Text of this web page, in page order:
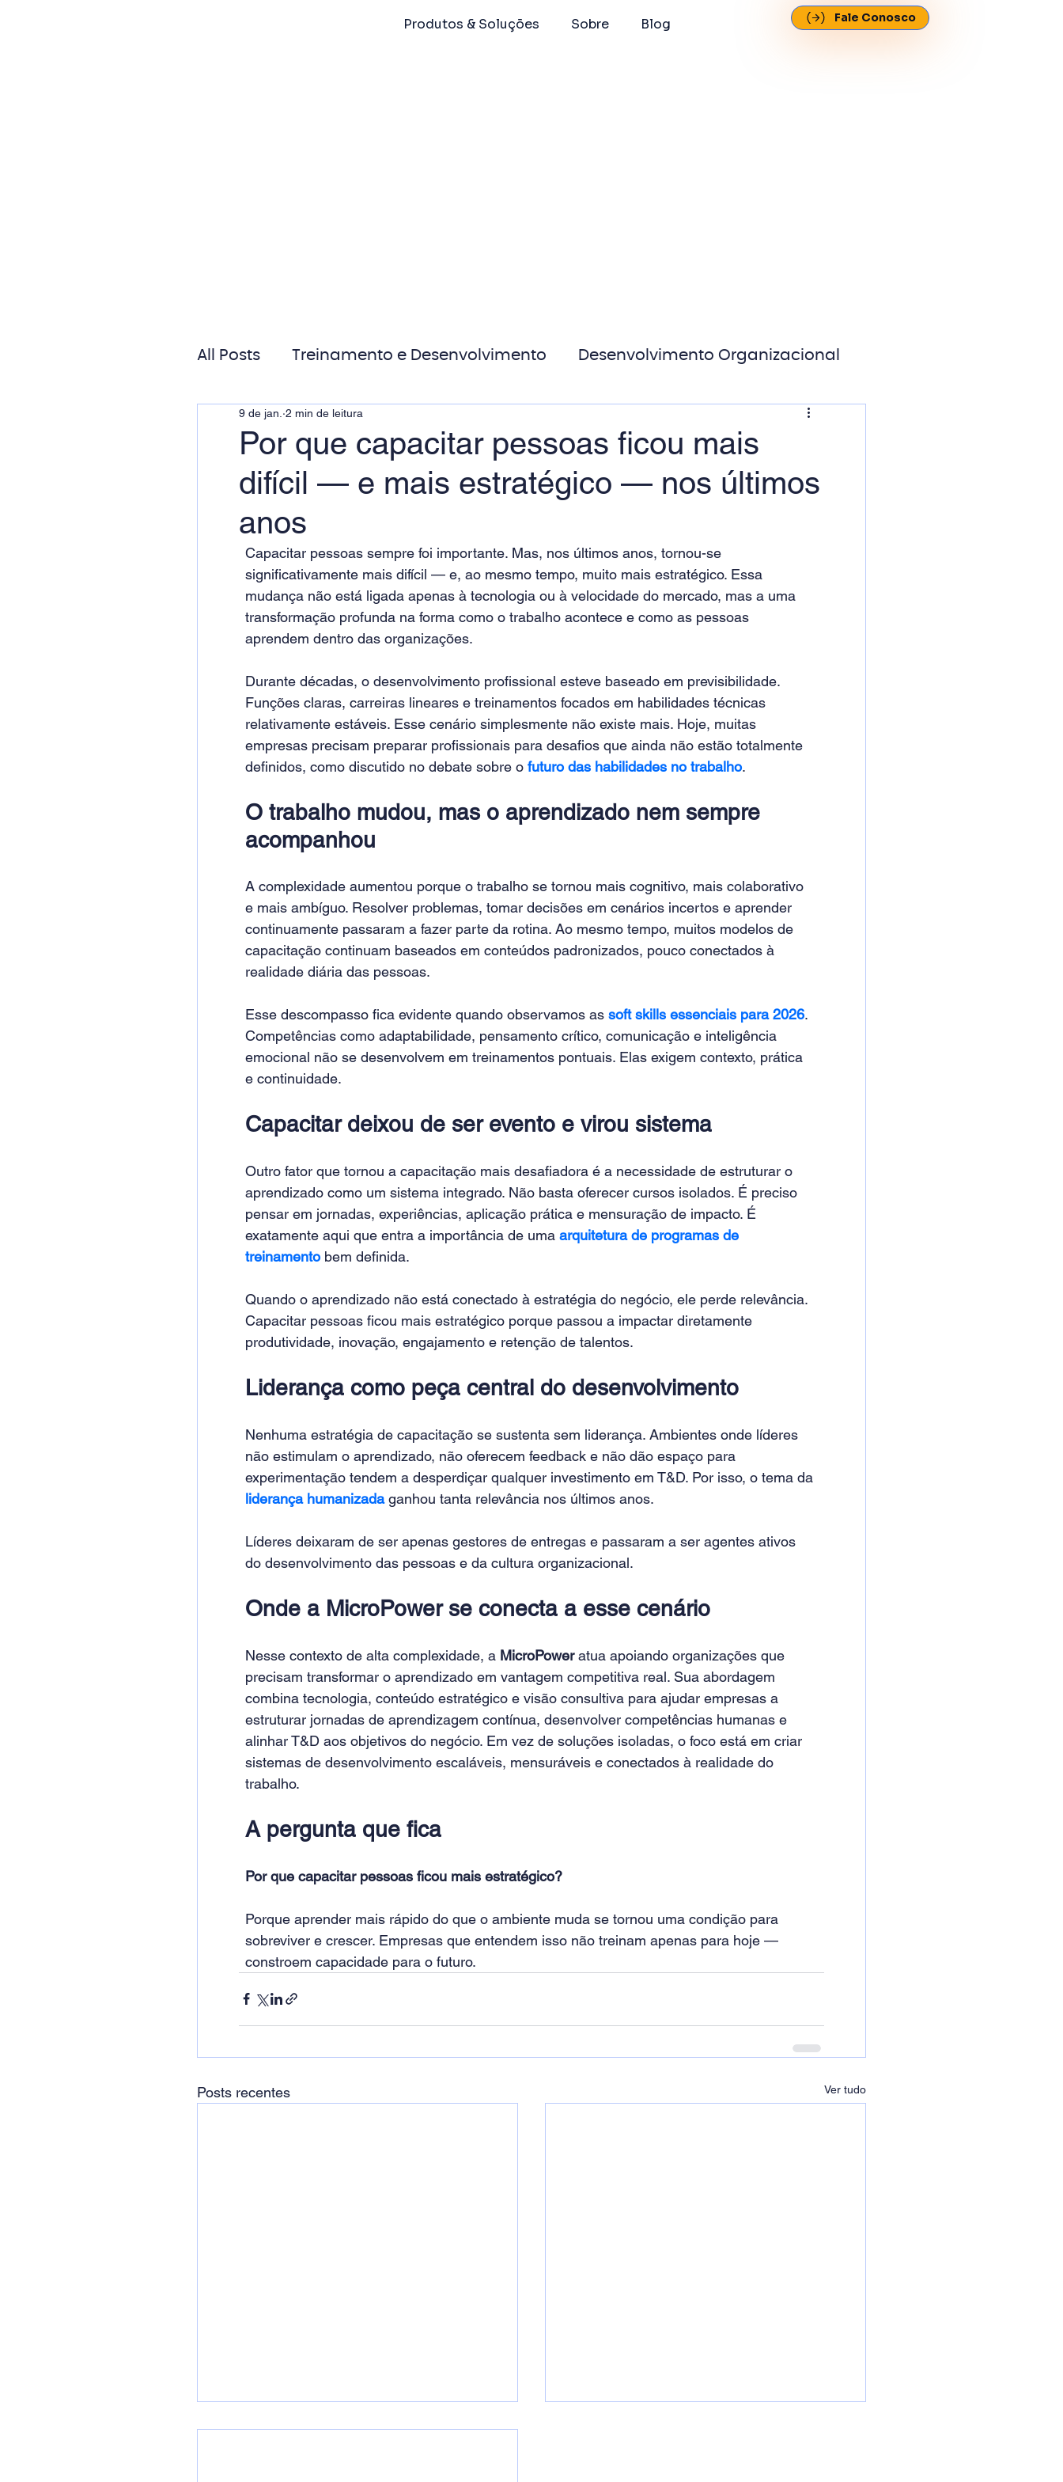
Produtos & Soluções Sobre Blog Fale Conosco
All Posts Treinamento e Desenvolvimento Desenvolvimento Organizacional
Gestão de Pessoas
Responsabilidade Social
Por que capacitar pessoas ficou mais
difícil — e mais estratégico — nos últimos
anos
9 de jan. 2 min de leitura
Capacitar pessoas sempre foi importante. Mas, nos últimos anos, tornou-se
significativamente mais difícil — e, ao mesmo tempo, muito mais estratégico. Essa
mudança não está ligada apenas à tecnologia ou à velocidade do mercado, mas a uma
transformação profunda na forma como o trabalho acontece e como as pessoas
aprendem dentro das organizações.
Durante décadas, o desenvolvimento profissional esteve baseado em previsibilidade.
Funções claras, carreiras lineares e treinamentos focados em habilidades técnicas
relativamente estáveis. Esse cenário simplesmente não existe mais. Hoje, muitas
empresas precisam preparar profissionais para desafios que ainda não estão totalmente
definidos, como discutido no debate sobre o futuro das habilidades no trabalho.
O trabalho mudou, mas o aprendizado nem sempre
acompanhou
A complexidade aumentou porque o trabalho se tornou mais cognitivo, mais colaborativo
e mais ambíguo. Resolver problemas, tomar decisões em cenários incertos e aprender
continuamente passaram a fazer parte da rotina. Ao mesmo tempo, muitos modelos de
capacitação continuam baseados em conteúdos padronizados, pouco conectados à
realidade diária das pessoas.
Esse descompasso fica evidente quando observamos as soft skills essenciais para 2026.
Competências como adaptabilidade, pensamento crítico, comunicação e inteligência
emocional não se desenvolvem em treinamentos pontuais. Elas exigem contexto, prática
e continuidade.
Capacitar deixou de ser evento e virou sistema
Outro fator que tornou a capacitação mais desafiadora é a necessidade de estruturar o
aprendizado como um sistema integrado. Não basta oferecer cursos isolados. É preciso
pensar em jornadas, experiências, aplicação prática e mensuração de impacto. É
exatamente aqui que entra a importância de uma arquitetura de programas de
treinamento bem definida.
Quando o aprendizado não está conectado à estratégia do negócio, ele perde relevância.
Capacitar pessoas ficou mais estratégico porque passou a impactar diretamente
produtividade, inovação, engajamento e retenção de talentos.
Liderança como peça central do desenvolvimento
Nenhuma estratégia de capacitação se sustenta sem liderança. Ambientes onde líderes
não estimulam o aprendizado, não oferecem feedback e não dão espaço para
experimentação tendem a desperdiçar qualquer investimento em T&D. Por isso, o tema da
liderança humanizada ganhou tanta relevância nos últimos anos.
Líderes deixaram de ser apenas gestores de entregas e passaram a ser agentes ativos
do desenvolvimento das pessoas e da cultura organizacional.
Onde a MicroPower se conecta a esse cenário
Nesse contexto de alta complexidade, a MicroPower atua apoiando organizações que
precisam transformar o aprendizado em vantagem competitiva real. Sua abordagem
combina tecnologia, conteúdo estratégico e visão consultiva para ajudar empresas a
estruturar jornadas de aprendizagem contínua, desenvolver competências humanas e
alinhar T&D aos objetivos do negócio. Em vez de soluções isoladas, o foco está em criar
sistemas de desenvolvimento escaláveis, mensuráveis e conectados à realidade do
trabalho.
A pergunta que fica
Por que capacitar pessoas ficou mais estratégico?
Porque aprender mais rápido do que o ambiente muda se tornou uma condição para
sobreviver e crescer. Empresas que entendem isso não treinam apenas para hoje —
constroem capacidade para o futuro.
Posts recentes Ver tudo